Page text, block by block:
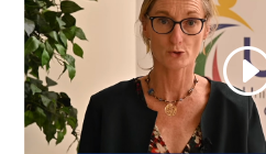
Cliquez pour
marketing et